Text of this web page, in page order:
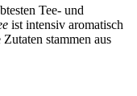
Tee- und
ist intensiv aromatisch
stammen aus